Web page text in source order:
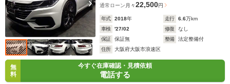
通常ローン 月々22,500円
年式 2018年 走行 6.6万km
車検
'27/02 修復
なし
保証
保証無 整備
法定整備付
住所
大阪府大阪市浪速区
無
料
今すぐ在庫確認・見積依頼
電話する